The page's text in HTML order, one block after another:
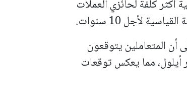
أكثر كلفة لحائزي العملات
لأجل 10 سنوات.
المتعاملين يتوقعون
سبتمبر أيلول، مما يعكس توقعات